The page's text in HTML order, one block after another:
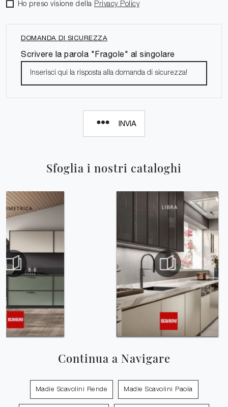
Sfoglia i nostri cataloghi
Continua a Navigare
Madie Scavolini Rende Madie Scavolini Paola
Ho preso visione della Privacy Policy
DOMANDA DI SICUREZZA
Scrivere la parola "Fragole" al singolare
INVIA